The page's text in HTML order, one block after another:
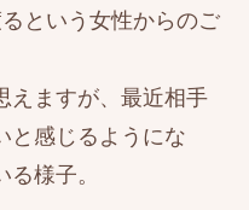
という女性からのご
えますが、最近相手
と感じるようにな
様子。